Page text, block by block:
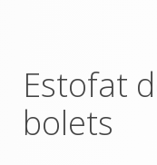
Estofat
bolets